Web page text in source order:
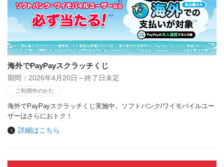
海外でPayPayスクラッチくじ
期間：2026年4月20日～終了日未定
ご利用中のかた
海外でPayPayスクラッチくじ実施中。ソフトバンク/ワイモバイルユー
ザーはさらにおトク！
詳細はこちら